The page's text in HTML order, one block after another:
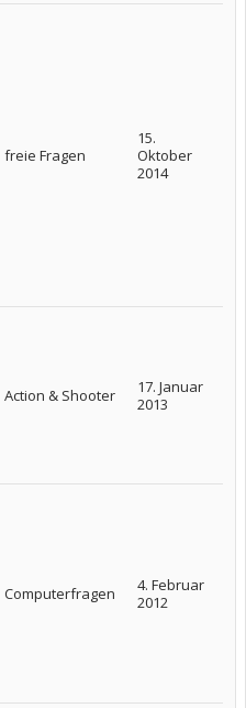
freie Fragen
15.
Oktober
2014
Action & Shooter
17. Januar
2013
Computerfragen
4. Februar
2012